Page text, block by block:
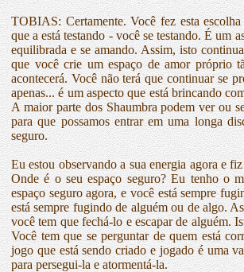
TOBIAS: Certamente. Você fez esta
que a está testando - você se testando. É um
equilibrada e se amando. Assim, isto
que você crie um espaço de amor próprio
acontecerá. Você não terá que continuar se
apenas... é um aspecto que está brincando
A maior parte dos Shaumbra podem ver ou
para que possamos entrar em uma longa
seguro.
Eu estou observando a sua energia agora e
Onde é o seu espaço seguro? Eu tenho o
espaço seguro agora, e você está sempre
está sempre fugindo de alguém ou de algo.
você tem que fechá-lo e escapar de alguém.
Você tem que se perguntar de quem está
jogo que está sendo criado e jogado é uma
para persegui-la e atormentá-la.